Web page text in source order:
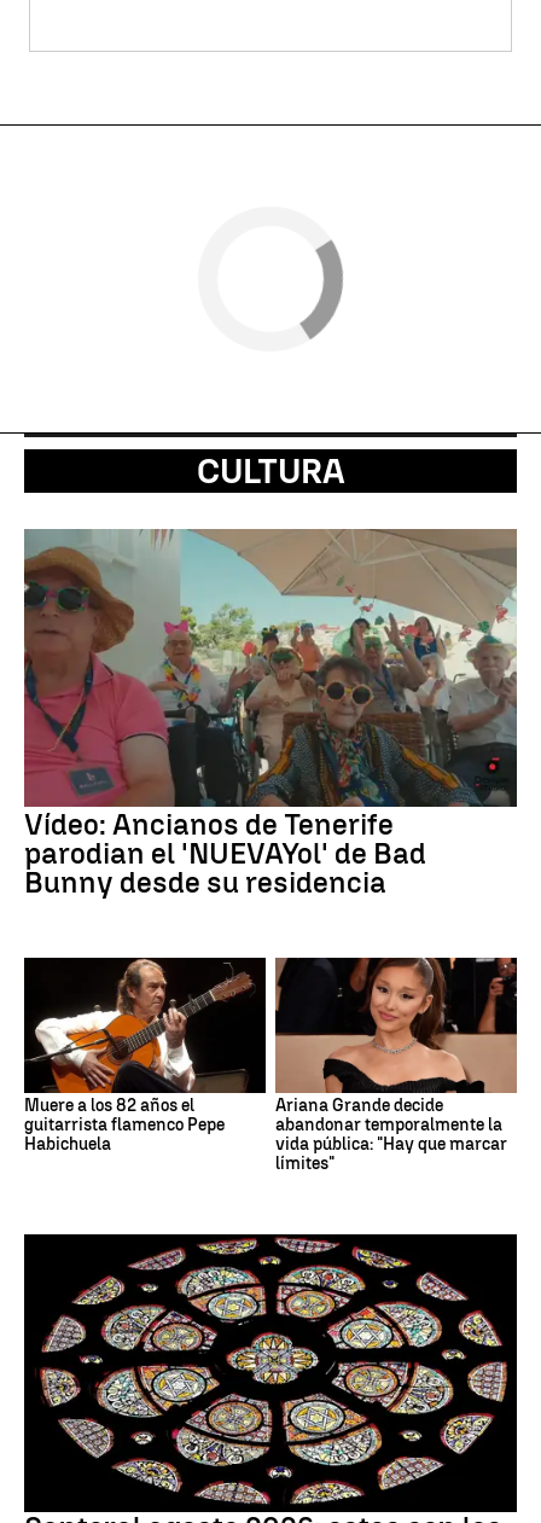
CULTURA
Vídeo: Ancianos de Tenerife
parodian el 'NUEVAYol' de Bad
Bunny desde su residencia
Muere a los 82 años el
guitarrista flamenco Pepe
Habichuela
Ariana Grande decide
abandonar temporalmente la
vida pública: "Hay que marcar
límites"